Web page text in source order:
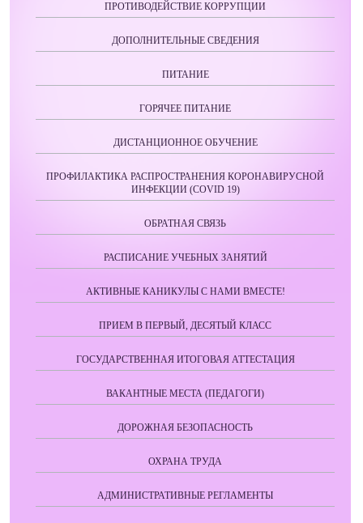
ПРОТИВОДЕЙСТВИЕ КОРРУПЦИИ
ДОПОЛНИТЕЛЬНЫЕ СВЕДЕНИЯ
ПИТАНИЕ
ГОРЯЧЕЕ ПИТАНИЕ
ДИСТАНЦИОННОЕ ОБУЧЕНИЕ
ПРОФИЛАКТИКА РАСПРОСТРАНЕНИЯ КОРОНАВИРУСНОЙ
ИНФЕКЦИИ (COVID 19)
ОБРАТНАЯ СВЯЗЬ
РАСПИСАНИЕ УЧЕБНЫХ ЗАНЯТИЙ
АКТИВНЫЕ КАНИКУЛЫ С НАМИ ВМЕСТЕ!
ПРИЕМ В ПЕРВЫЙ, ДЕСЯТЫЙ КЛАСС
ГОСУДАРСТВЕННАЯ ИТОГОВАЯ АТТЕСТАЦИЯ
ВАКАНТНЫЕ МЕСТА (ПЕДАГОГИ)
ДОРОЖНАЯ БЕЗОПАСНОСТЬ
ОХРАНА ТРУДА
АДМИНИСТРАТИВНЫЕ РЕГЛАМЕНТЫ